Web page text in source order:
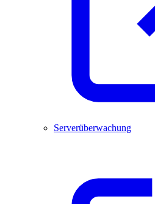
Serverüberwachung